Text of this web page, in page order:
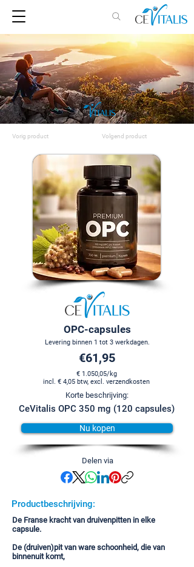
Vorig product Volgend product
OPC-capsules
Levering binnen 1 tot 3 werkdagen.
€61,95
€ 1.050,05/kg
incl. € 4,05 btw, excl. verzendkosten
Korte beschrijving:
CeVitalis OPC 350 mg (120 capsules)
Nu kopen
Delen via
Productbeschrijving:
De Franse kracht van druivenpitten in elke
capsule.
De (druiven)pit van ware schoonheid, die van
binnenuit komt,